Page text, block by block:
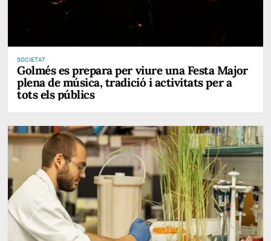
SOCIETAT
Golmés es prepara per viure una Festa Major
plena de música, tradició i activitats per a
tots els públics